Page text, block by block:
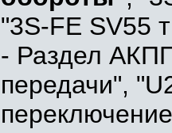
"3S-FE SV55
- Раздел
передачи",